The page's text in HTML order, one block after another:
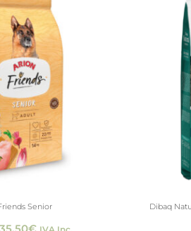
Senior
de
precios:
desde
10,95€
hasta
35,50€
Dibaq